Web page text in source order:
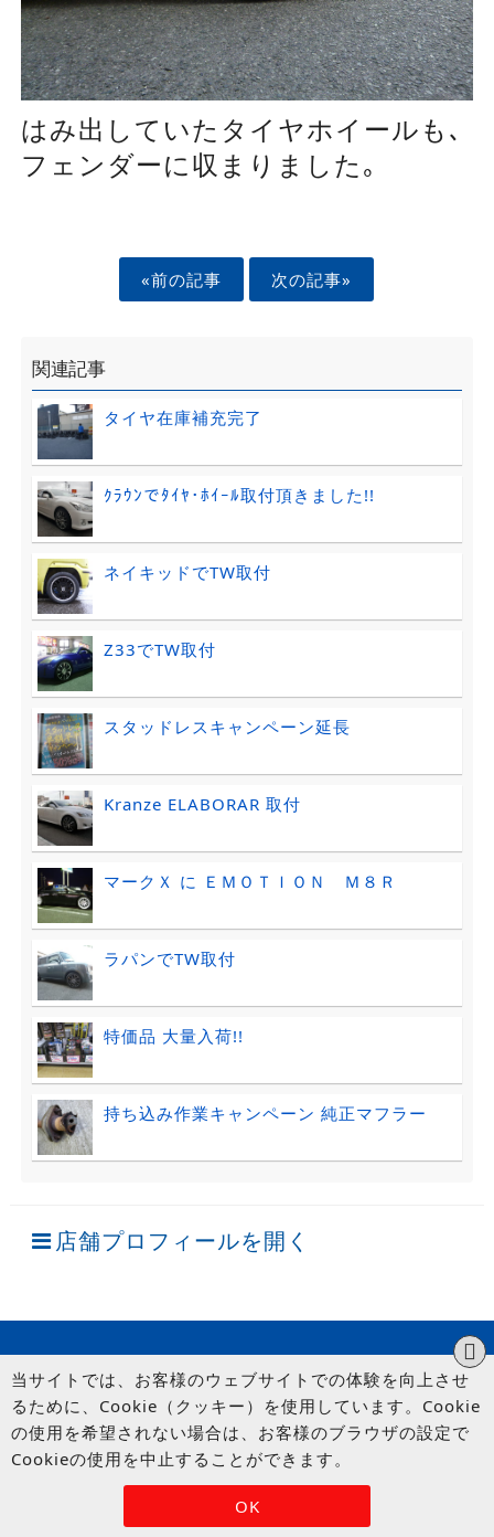
はみ出していたタイヤホイールも､
フェンダーに収まりました｡
«前の記事 次の記事»
関連記事
タイヤ在庫補充完了
ｸﾗｳﾝでﾀｲﾔ･ﾎｲｰﾙ取付頂きました!!
ネイキッドでTW取付
Z33でTW取付
スタッドレスキャンペーン延長
Kranze ELABORAR 取付
マークＸ に ＥＭＯＴＩＯＮ Ｍ８Ｒ
ラパンでTW取付
特価品 大量入荷!!
持ち込み作業キャンペーン 純正マフラー
店舗プロフィールを開く
© UP GARAGE GROUP Co., Ltd.
OK
当サイトでは、お客様のウェブサイトでの体験を向上させ
るために、Cookie（クッキー）を使用しています。Cookie
の使用を希望されない場合は、お客様のブラウザの設定で
Cookieの使用を中止することができます。